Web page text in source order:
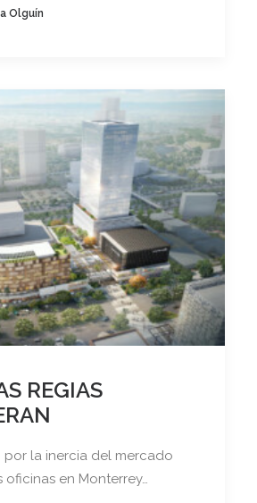
Olguín
REGIAS
por la inercia del mercado
oficinas en Monterrey…